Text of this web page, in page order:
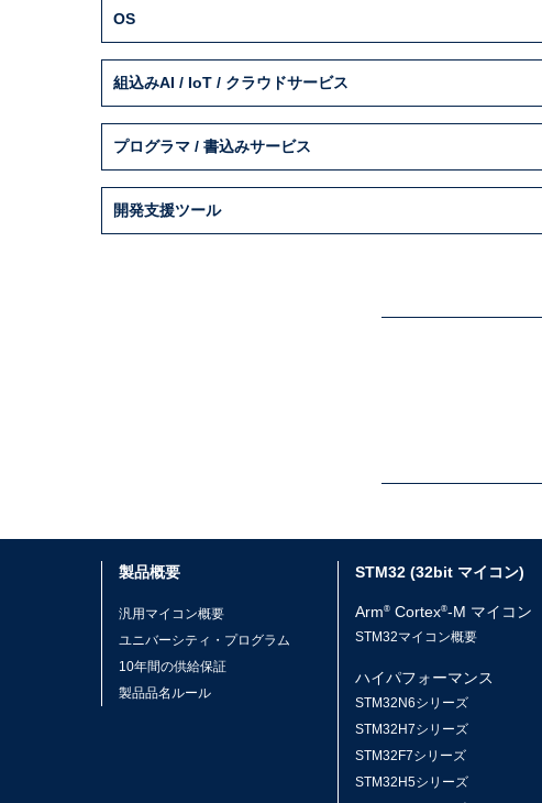
OS
組込みAI / IoT / クラウドサービス
プログラマ / 書込みサービス
開発支援ツール
製品概要
汎用マイコン概要
ユニバーシティ・プログラム
10年間の供給保証
製品品名ルール
STM32 (32bit マイコン)
Arm® Cortex®-M マイコン
STM32マイコン概要
ハイパフォーマンス
STM32N6シリーズ
STM32H7シリーズ
STM32F7シリーズ
STM32H5シリーズ